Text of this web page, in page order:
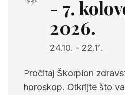
- 7.
2026.
24.10. - 22.11.
Pročitaj Škorpion
horoskop. Otkrijte što